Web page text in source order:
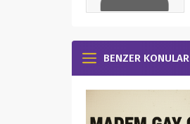
BENZER KONULAR